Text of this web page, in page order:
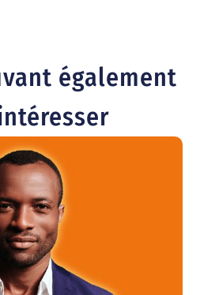
également